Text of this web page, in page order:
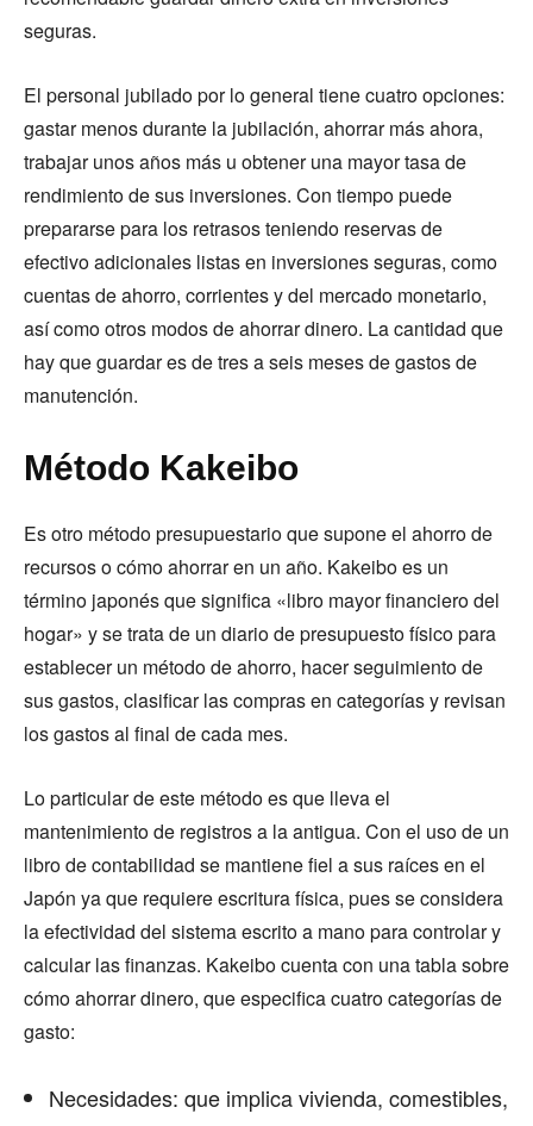
seguras.
El personal jubilado por lo general tiene cuatro opciones:
gastar menos durante la jubilación, ahorrar más ahora,
trabajar unos años más u obtener una mayor tasa de
rendimiento de sus inversiones. Con tiempo puede
prepararse para los retrasos teniendo reservas de
efectivo adicionales listas en inversiones seguras, como
cuentas de ahorro, corrientes y del mercado monetario,
así como otros modos de ahorrar dinero. La cantidad que
hay que guardar es de tres a seis meses de gastos de
manutención.
Método Kakeibo
Es otro método presupuestario que supone el ahorro de
recursos o cómo ahorrar en un año. Kakeibo es un
término japonés que significa «libro mayor financiero del
hogar» y se trata de un diario de presupuesto físico para
establecer un método de ahorro, hacer seguimiento de
sus gastos, clasificar las compras en categorías y revisan
los gastos al final de cada mes.
Lo particular de este método es que lleva el
mantenimiento de registros a la antigua. Con el uso de un
libro de contabilidad se mantiene fiel a sus raíces en el
Japón ya que requiere escritura física, pues se considera
la efectividad del sistema escrito a mano para controlar y
calcular las finanzas. Kakeibo cuenta con una tabla sobre
cómo ahorrar dinero, que especifica cuatro categorías de
gasto:
Necesidades: que implica vivienda, comestibles,